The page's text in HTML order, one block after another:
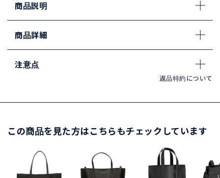
商品説明
商品詳細
注意点
返品特約について
この商品を見た方はこちらもチェックしています